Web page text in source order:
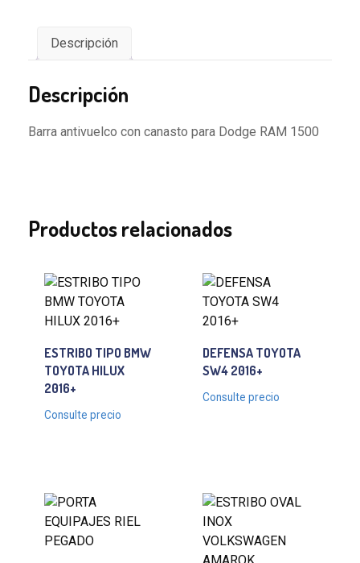
Descripción
Descripción
Barra antivuelco con canasto para Dodge RAM 1500
Productos relacionados
ESTRIBO TIPO BMW
TOYOTA HILUX
2016+
Consulte precio
DEFENSA TOYOTA
SW4 2016+
Consulte precio